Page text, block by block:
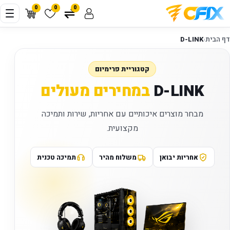
0 0 0
דף הבית‹
D-LINK
קטגוריית פרימיום
D-LINK במחירים מעולים
מבחר מוצרים איכותיים עם אחריות, שירות ותמיכה
מקצועית.
אחריות יבואן משלוח מהיר תמיכה טכנית